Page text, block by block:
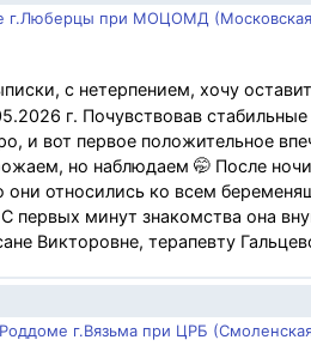
г.Люберцы при МОЦОМД (Московская
с нетерпением, хочу
г. Почувствовав
и вот первое положительное
но наблюдаем 🤭 После
они относились ко всем
первых минут знакомства она
Викторовне, терапевту
г.Вязьма при ЦРБ